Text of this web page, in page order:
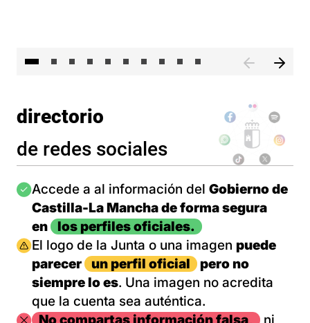
directorio
de redes sociales
Imagen
Accede a al información del Gobierno de
Castilla-La Mancha de forma segura
en
los perfiles oficiales.
Imagen
El logo de la Junta o una imagen puede
parecer
un perfil oficial
pero no
siempre lo es. Una imagen no acredita
que la cuenta sea auténtica.
Imagen